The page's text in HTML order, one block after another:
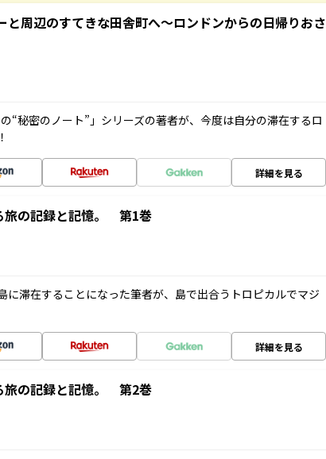
と周辺のすてきな田舎町へ～ロンドンからの日帰りおさ
“秘密のノート”」シリーズの著者が、今度は自分の滞在するロ
詳細を見る
の記録と記憶。 第1巻
に滞在することになった筆者が、島で出合うトロピカルでマジ
詳細を見る
の記録と記憶。 第2巻